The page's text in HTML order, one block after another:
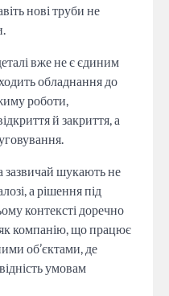
нові труби не
вже не є єдиним
обладнання до
роботи,
й закриття, а
зазвичай шукають не
а рішення під
контексті доречно
компанію, що працює
об’єктами, де
умовам